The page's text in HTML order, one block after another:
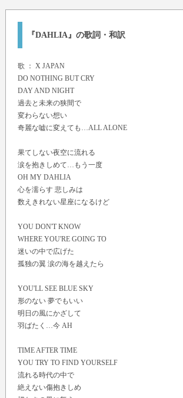
『DAHLIA』の歌詞・和訳
歌 ： X JAPAN
DO NOTHING BUT CRY
DAY AND NIGHT
過去と未来の狭間で
変わらない想い
奇麗な嘘に変えても…ALL ALONE
果てしない夜空に流れる
涙を抱きしめて…もう一度
OH MY DAHLIA
心を濡らす 悲しみは
数えきれない星座になるけど
YOU DON'T KNOW
WHERE YOU'RE GOING TO
迷いの中で広げた
孤独の翼 涙の海を越えたら
YOU'LL SEE BLUE SKY
形のない 夢でもいい
明日の風にかざして
羽ばたく…今 AH
TIME AFTER TIME
YOU TRY TO FIND YOURSELF
流れる時代の中で
絶えない傷抱きしめ